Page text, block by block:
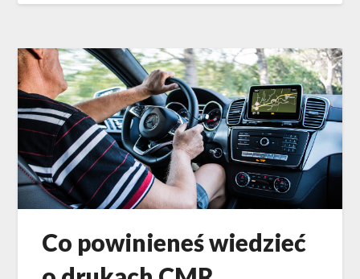
Co powinieneś wiedzieć